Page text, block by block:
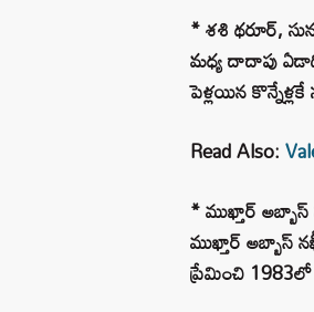
* శశి థరూర్,
మధ్య దాదాపు
పెళ్లయిన
Read Also:
* ముఖ్తార్
ముఖ్తార్ అబ్బాస్
ప్రేమించి 1983లో